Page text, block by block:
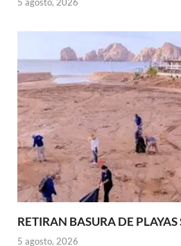
RETIRAN BASURA DE
5 agosto, 2026